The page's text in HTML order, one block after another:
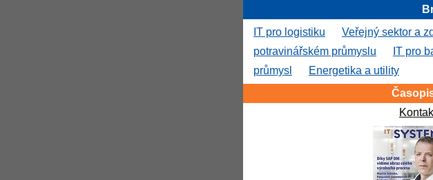
IT pro logistiku
Veřejný sektor a
potravinářském průmyslu
IT pro
průmysl
Energetika a utility